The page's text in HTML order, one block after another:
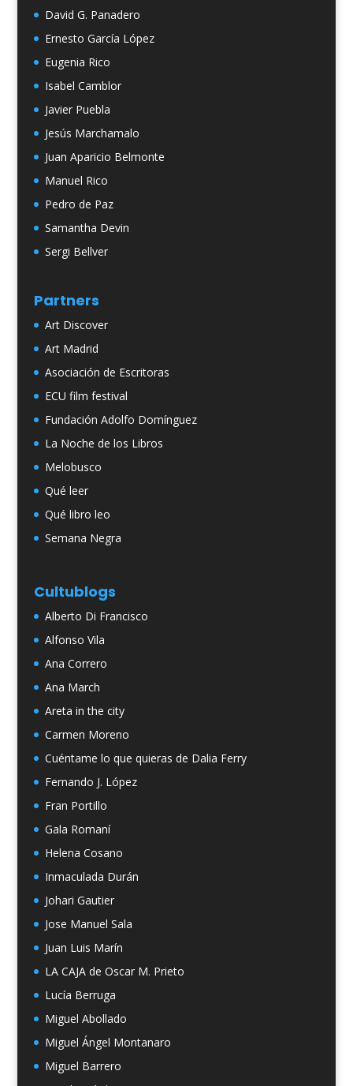
David G. Panadero
Ernesto García López
Eugenia Rico
Isabel Camblor
Javier Puebla
Jesús Marchamalo
Juan Aparicio Belmonte
Manuel Rico
Pedro de Paz
Samantha Devin
Sergi Bellver
Partners
Art Discover
Art Madrid
Asociación de Escritoras
ECU film festival
Fundación Adolfo Domínguez
La Noche de los Libros
Melobusco
Qué leer
Qué libro leo
Semana Negra
Cultublogs
Alberto Di Francisco
Alfonso Vila
Ana Correro
Ana March
Areta in the city
Carmen Moreno
Cuéntame lo que quieras de Dalia Ferry
Fernando J. López
Fran Portillo
Gala Romaní
Helena Cosano
Inmaculada Durán
Johari Gautier
Jose Manuel Sala
Juan Luis Marín
LA CAJA de Oscar M. Prieto
Lucía Berruga
Miguel Abollado
Miguel Ángel Montanaro
Miguel Barrero